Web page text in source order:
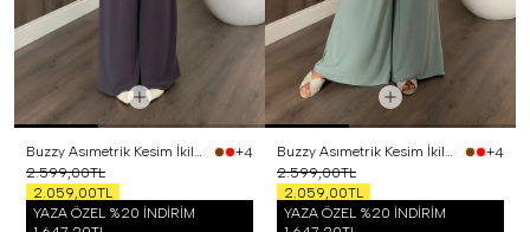
Buzzy Asımetrik Kesim İkili Takım Mor
+4
2.599,00TL
2.059,00TL
YAZA ÖZEL %20 İNDİRİM
Buzzy Asımetrik Kesim İkili Takım Mint
+4
2.599,00TL
2.059,00TL
YAZA ÖZEL %20 İNDİRİM